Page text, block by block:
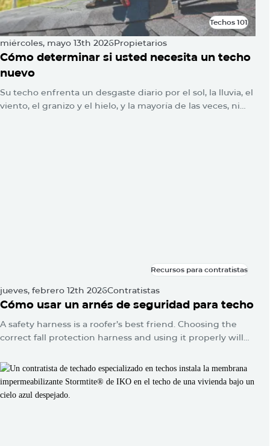
Techos 101
Techos 101
miércoles, mayo 13th 2026Propietarios
Cómo determinar si usted necesita un techo
nuevo
Su techo enfrenta un desgaste diario por el sol, la lluvia, el
viento, el granizo y el hielo, y la mayoría de las veces, ni
Recursos para contratistas
jueves, febrero 12th 2026Contratistas
Cómo usar un arnés de seguridad para techo
A safety harness is a roofer’s best friend. Choosing the
correct fall protection harness and using it properly will
correctly.